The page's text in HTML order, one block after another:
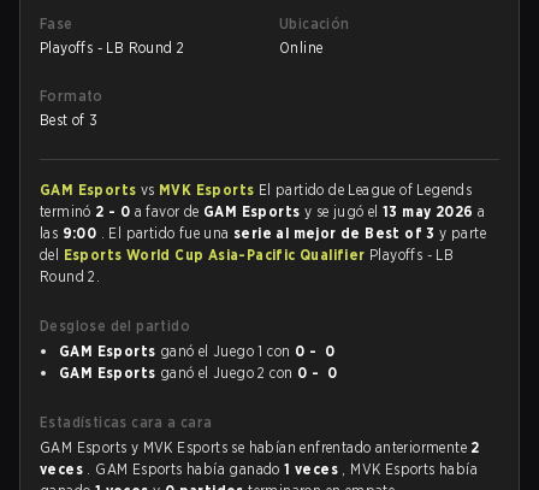
Fase
Playoffs - LB Round 2
Ubicación
Online
Formato
Best of 3
GAM Esports vs MVK Esports El partido de League of Legends
terminó 2 - 0 a favor de GAM Esports y se jugó el13 may 2026 a
las 9:00 . El partido fue una serie al mejor de Best of 3y parte
del Esports World Cup Asia-Pacific Qualifier Playoffs - LB
Round 2.
Desglose del partido
GAM Esports ganó el Juego 1 con 0 - 0
GAM Esports ganó el Juego 2 con 0 - 0
Estadísticas cara a cara
GAM Esports y MVK Esports se habían enfrentado anteriormente 2
veces . GAM Esports había ganado1 veces , MVK Esports había